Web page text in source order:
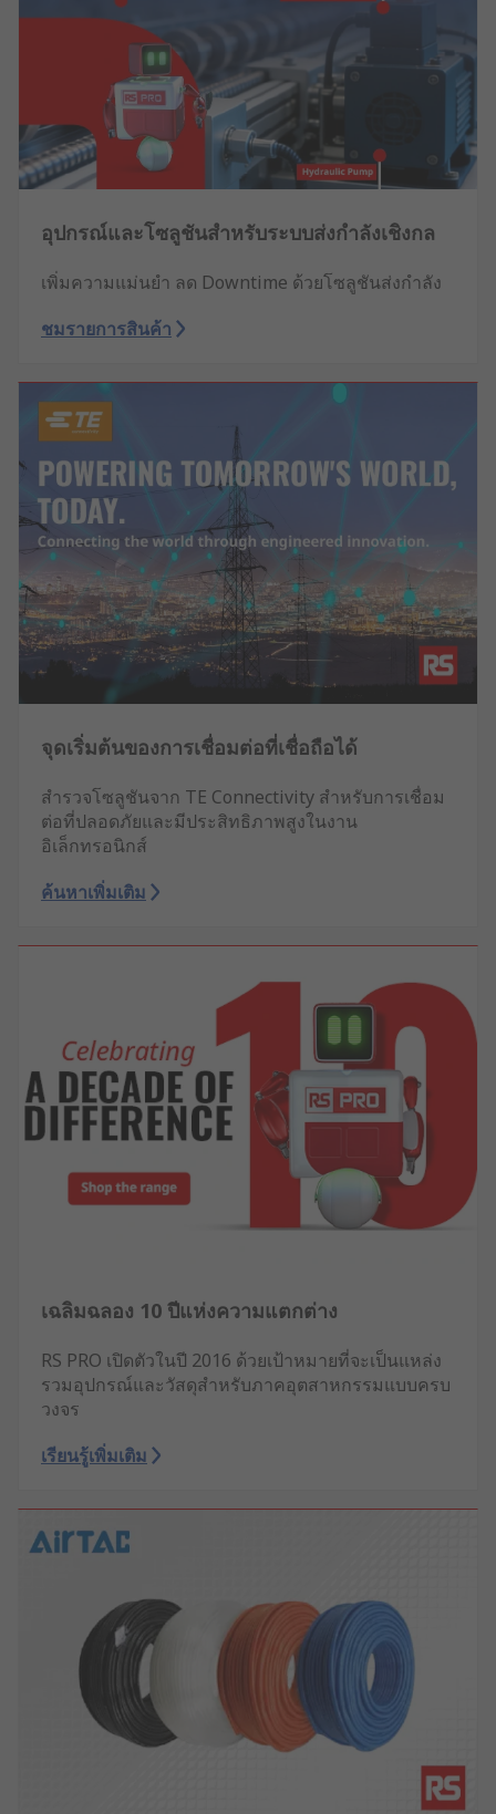
อุปกรณ์และโซลูชันสำหรับระบบส่งกำลังเชิงกล
เพิ่มความแม่นยำ ลด Downtime ด้วยโซลูชันส่งกำลัง
ชมรายการสินค้า
จุดเริ่มต้นของการเชื่อมต่อที่เชื่อถือได้
สำรวจโซลูชันจาก TE Connectivity สำหรับการเชื่อม
ต่อที่ปลอดภัยและมีประสิทธิภาพสูงในงาน
อิเล็กทรอนิกส์
ค้นหาเพิ่มเติม
เฉลิมฉลอง 10 ปีแห่งความแตกต่าง
RS PRO เปิดตัวในปี 2016 ด้วยเป้าหมายที่จะเป็นแหล่ง
รวมอุปกรณ์และวัสดุสำหรับภาคอุตสาหกรรมแบบครบ
วงจร
เรียนรู้เพิ่มเติม